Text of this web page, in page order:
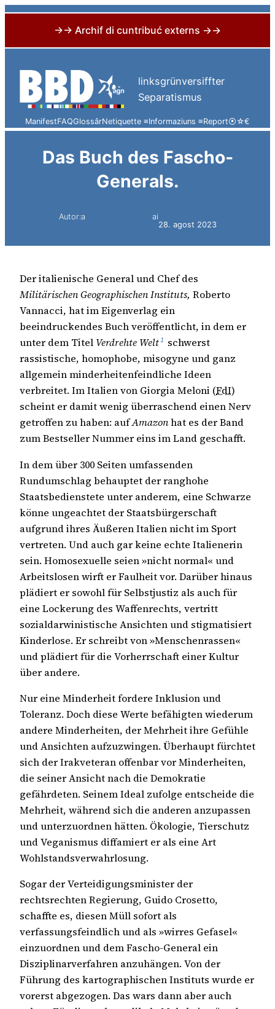
→→ Archif di cuntribuć externs →→
content
linksgrünversiffter
Separatismus
ManifestFAQGlossârNetiquette ≡Informaziuns ≡Report⦿☆€
Das Buch des Fascho-
Generals.
Autor:a
ai
28. agost 2023
Der italienische General und Chef des
Militärischen Geographischen Instituts, Roberto
Vannacci, hat im Eigenverlag ein
beeindruckendes Buch veröffentlicht, in dem er
unter dem Titel Verdrehte Welt1 schwerst
rassistische, homophobe, misogyne und ganz
allgemein minderheitenfeindliche Ideen
verbreitet. Im Italien von Giorgia Meloni (FdI)
scheint er damit wenig überraschend einen Nerv
getroffen zu haben: aufAmazonhat es der Band
zum Bestseller Nummer eins im Land geschafft.
In dem über 300 Seiten umfassenden
Rundumschlag behauptet der ranghohe
Staatsbedienstete unter anderem, eine Schwarze
könne ungeachtet der Staatsbürgerschaft
aufgrund ihres Äußeren Italien nicht im Sport
vertreten. Und auch gar keine echte Italienerin
sein. Homosexuelle seien »nicht normal« und
Arbeitslosen wirft er Faulheit vor. Darüber hinaus
plädiert er sowohl für Selbstjustiz als auch für
eine Lockerung des Waffenrechts, vertritt
sozialdarwinistische Ansichten und stigmatisiert
Kinderlose. Er schreibt von »Menschenrassen«
und plädiert für die Vorherrschaft einer Kultur
über andere.
Nur eine Minderheit fordere Inklusion und
Toleranz. Doch diese Werte befähigten wiederum
andere Minderheiten, der Mehrheit ihre Gefühle
und Ansichten aufzuzwingen. Überhaupt fürchtet
sich der Irakveteran offenbar vor Minderheiten,
die seiner Ansicht nach die Demokratie
gefährdeten. Seinem Ideal zufolge entscheide die
Mehrheit, während sich die anderen anzupassen
und unterzuordnen hätten. Ökologie, Tierschutz
und Veganismus diffamiert er als eine Art
Wohlstandsverwahrlosung.
Sogar der Verteidigungsminister der
rechtsrechten Regierung, Guido Crosetto,
schaffte es, diesen Müll sofort als
verfassungsfeindlich und als »wirres Gefasel«
einzuordnen und dem Fascho-General ein
Disziplinarverfahren anzuhängen. Von der
Führung des kartographischen Instituts wurde er
vorerst abgezogen. Das wars dann aber auch